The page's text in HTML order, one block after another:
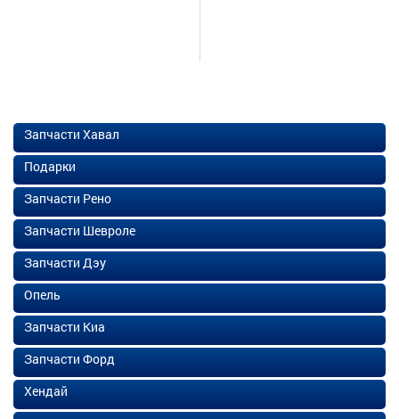
Запчасти Хавал
Подарки
Запчасти Рено
Запчасти Шевроле
Запчасти Дэу
Опель
Запчасти Киа
Запчасти Форд
Хендай